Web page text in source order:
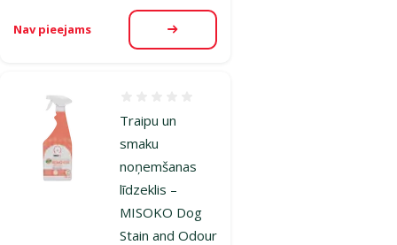
Nav pieejams Apskatīt
Traipu un
smaku
noņemšanas
līdzeklis –
MISOKO Dog
Stain and Odour